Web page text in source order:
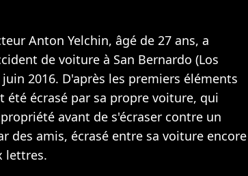
Anton Yelchin, âgé de 27 ans, a
de voiture à San Bernardo (Los
2016. D'après les premiers éléments
été écrasé par sa propre voiture, qui
avant de s'écraser contre un
des amis, écrasé entre sa voiture encore
lettres.